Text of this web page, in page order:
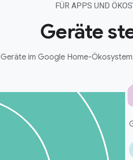
FÜR APPS UND
Geräte
Geräte im Google Home-